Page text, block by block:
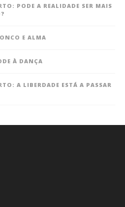
PODE A REALIDADE SER MAIS
E ALMA
À DANÇA
A LIBERDADE ESTÁ A PASSAR